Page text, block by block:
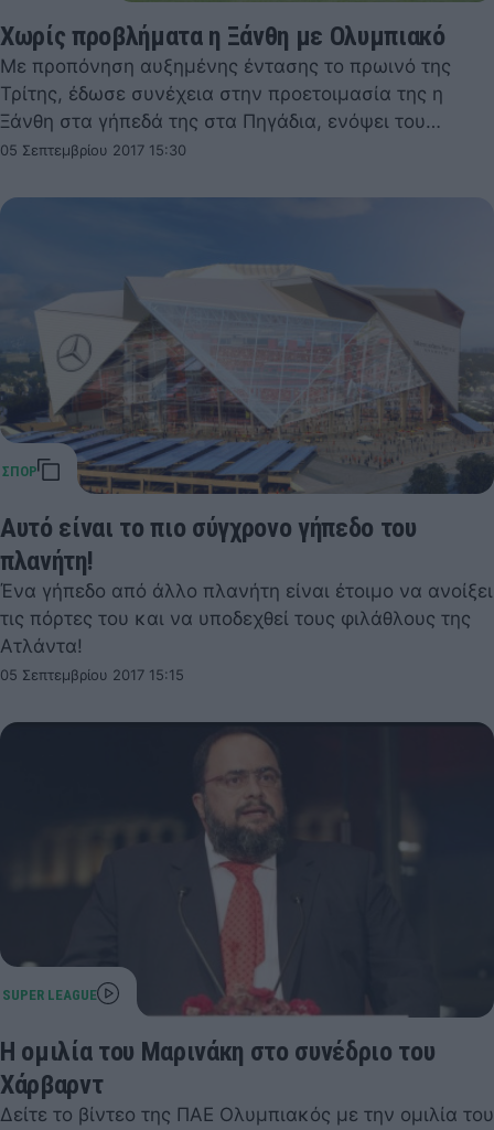
Χωρίς προβλήματα η Ξάνθη με Ολυμπιακό
Με προπόνηση αυξημένης έντασης το πρωινό της
Τρίτης, έδωσε συνέχεια στην προετοιμασία της η
Ξάνθη στα γήπεδά της στα Πηγάδια, ενόψει του…
05 Σεπτεμβρίου 2017 15:30
Αυτό είναι το πιο σύγχρονο γήπεδο του
πλανήτη!
Ένα γήπεδο από άλλο πλανήτη είναι έτοιμο να ανοίξει
τις πόρτες του και να υποδεχθεί τους φιλάθλους της
Ατλάντα!
05 Σεπτεμβρίου 2017 15:15
Η ομιλία του Μαρινάκη στο συνέδριο του
Χάρβαρντ
Δείτε το βίντεο της ΠΑΕ Ολυμπιακός με την ομιλία του